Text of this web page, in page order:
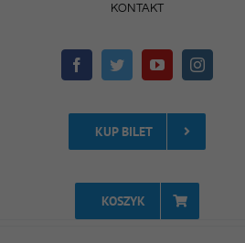
KONTAKT
KUP BILET
KOSZYK